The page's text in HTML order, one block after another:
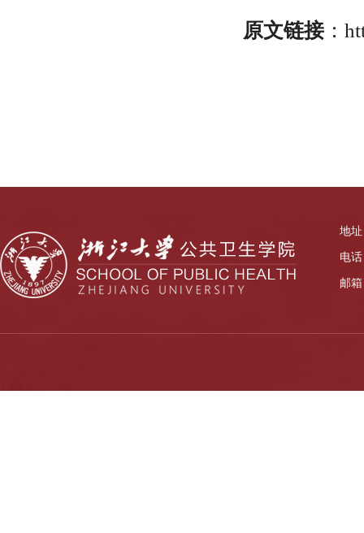
原文链接 ：
地
电话
邮箱